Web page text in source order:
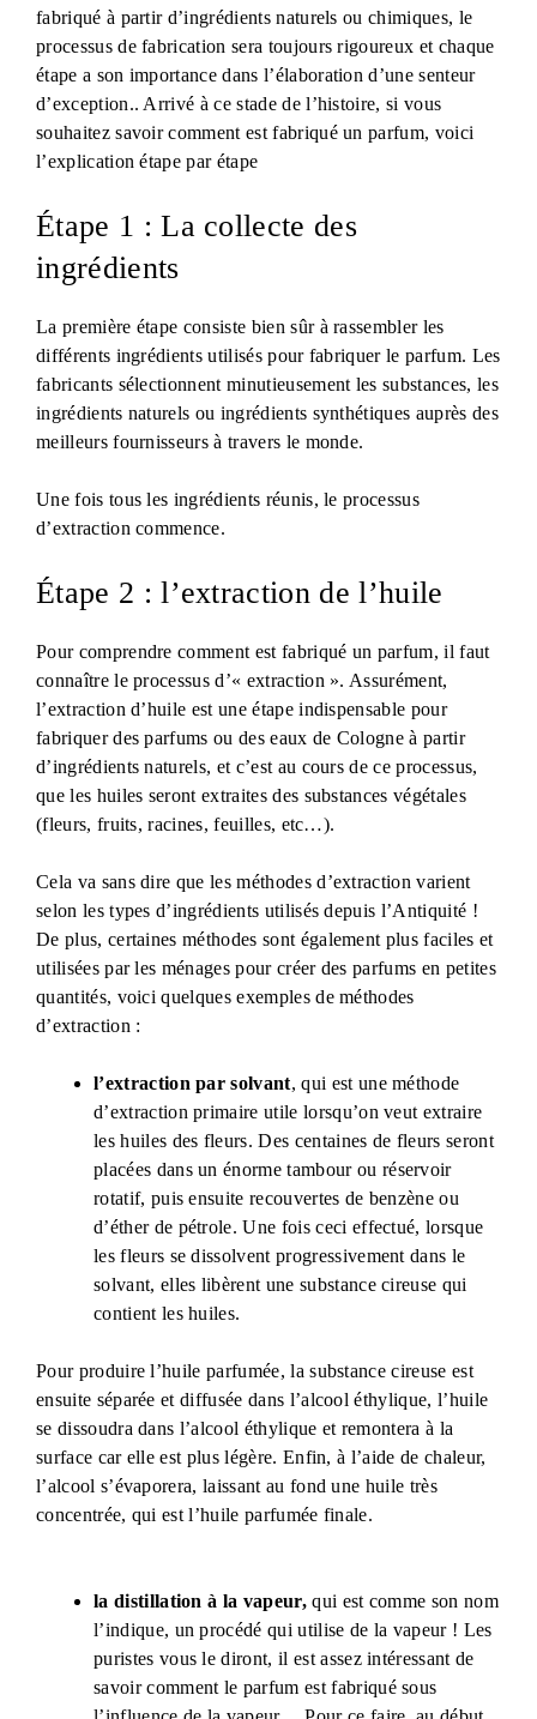
fabriqué à partir d’ingrédients naturels ou chimiques, le
processus de fabrication sera toujours rigoureux et chaque
étape a son importance dans l’élaboration d’une senteur
d’exception.. Arrivé à ce stade de l’histoire, si vous
souhaitez savoir comment est fabriqué un parfum, voici
l’explication étape par étape
Étape 1 : La collecte des
ingrédients
La première étape consiste bien sûr à rassembler les
différents ingrédients utilisés pour fabriquer le parfum. Les
fabricants sélectionnent minutieusement les substances, les
ingrédients naturels ou ingrédients synthétiques auprès des
meilleurs fournisseurs à travers le monde.
Une fois tous les ingrédients réunis, le processus
d’extraction commence.
Étape 2 : l’extraction de l’huile
Pour comprendre comment est fabriqué un parfum, il faut
connaître le processus d’« extraction ». Assurément,
l’extraction d’huile est une étape indispensable pour
fabriquer des parfums ou des eaux de Cologne à partir
d’ingrédients naturels, et c’est au cours de ce processus,
que les huiles seront extraites des substances végétales
(fleurs, fruits, racines, feuilles, etc…).
Cela va sans dire que les méthodes d’extraction varient
selon les types d’ingrédients utilisés depuis l’Antiquité !
De plus, certaines méthodes sont également plus faciles et
utilisées par les ménages pour créer des parfums en petites
quantités, voici quelques exemples de méthodes
d’extraction :
l’extraction par solvant, qui est une méthode
d’extraction primaire utile lorsqu’on veut extraire
les huiles des fleurs. Des centaines de fleurs seront
placées dans un énorme tambour ou réservoir
rotatif, puis ensuite recouvertes de benzène ou
d’éther de pétrole. Une fois ceci effectué, lorsque
les fleurs se dissolvent progressivement dans le
solvant, elles libèrent une substance cireuse qui
contient les huiles.
Pour produire l’huile parfumée, la substance cireuse est
ensuite séparée et diffusée dans l’alcool éthylique, l’huile
se dissoudra dans l’alcool éthylique et remontera à la
surface car elle est plus légère. Enfin, à l’aide de chaleur,
l’alcool s’évaporera, laissant au fond une huile très
concentrée, qui est l’huile parfumée finale.
la distillation à la vapeur,qui est comme son nom
l’indique, un procédé qui utilise de la vapeur ! Les
puristes vous le diront, il est assez intéressant de
savoir comment le parfum est fabriqué sous